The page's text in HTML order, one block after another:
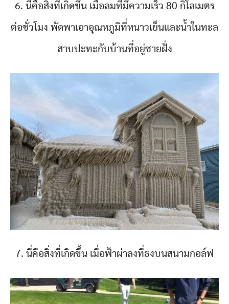
6. นี่คือสิ่งที่เกิดขึ้น เมื่อลมที่มึความเร็ว 80 กิโลเมตร
ต่อชั่วโมง พัดพาเอาอุณหภูมิที่หนาวเย็นและน้ำในทะล
สาบปะทะกับบ้านที่อยู่ชายฝั่ง
7. นี่คือสิ่งที่เกิดขึ้น เมื่อฟ้าผ่าลงที่ธงบนสนามกอล์ฟ